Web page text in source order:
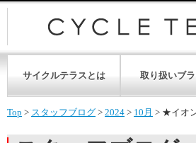
サイクルテラスとは 取り扱いブ
Top > スタッフブログ > 2024 > 10月 > ★イオ